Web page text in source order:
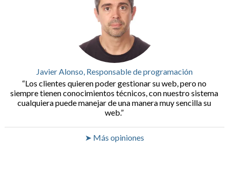
Javier Alonso, Responsable de programación
Los clientes quieren poder gestionar su web, pero no
siempre tienen conocimientos técnicos, con nuestro sistema
cualquiera puede manejar de una manera muy sencilla su
web.
➤ Más opiniones